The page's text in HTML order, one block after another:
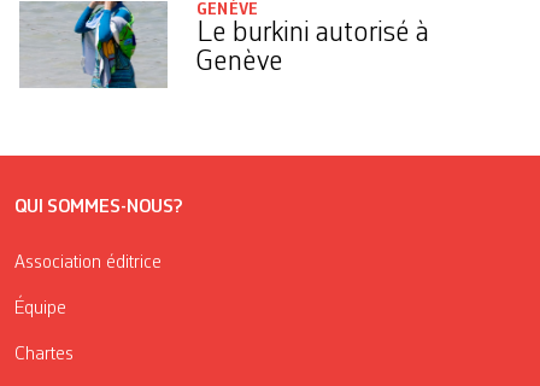
GENÈVE
Le burkini autorisé à
Genève
QUI SOMMES-NOUS?
Association éditrice
Équipe
Chartes